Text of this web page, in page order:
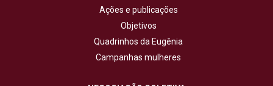
Ações e publicações
Objetivos
Quadrinhos da Eugênia
Campanhas mulheres